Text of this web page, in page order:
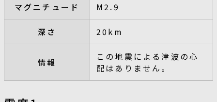
マグニチュード M2.9
深さ 20km
情報
この地震による津波の心
配はありません。